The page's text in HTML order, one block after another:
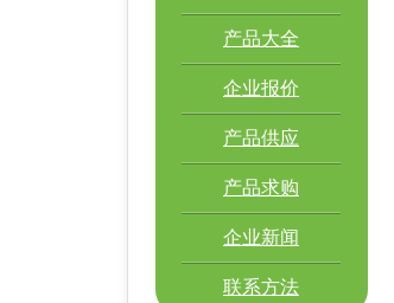
产品大全
企业报价
产品供应
产品求购
企业新闻
联系方法